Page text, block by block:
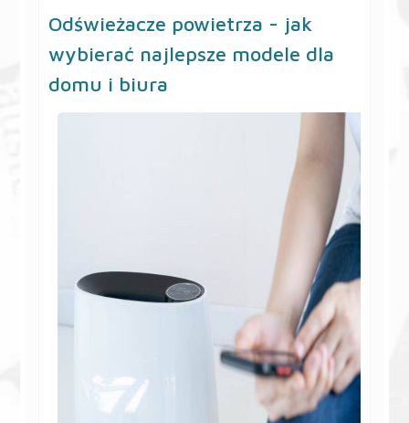
Odświeżacze powietrza - jak
wybierać najlepsze modele dla
domu i biura